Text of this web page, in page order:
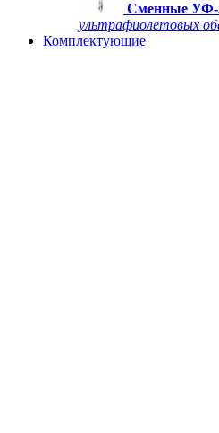
Сменные
ультрафиолетовых
Комплектующие